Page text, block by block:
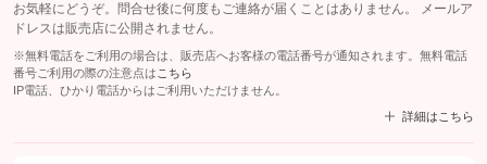
お気軽にどうぞ。問合せ後に何度もご連絡が届くことはありません。 メールア
ドレスは販売店に公開されません。
※無料電話をご利用の場合は、販売店へお客様の電話番号が通知されます。無料電話
番号ご利用の際の注意点は こちら
IP電話、ひかり電話からはご利用いただけません。
詳細はこちら